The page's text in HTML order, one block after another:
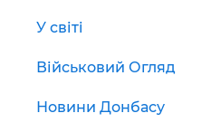
У світі
Військовий Огляд
Новини Донбасу